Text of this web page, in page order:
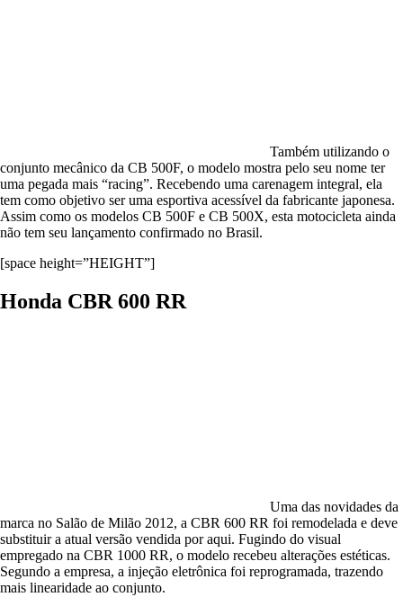
Também utilizando o
conjunto mecânico da CB 500F, o modelo mostra pelo seu nome ter
uma pegada mais “racing”. Recebendo uma carenagem integral, ela
tem como objetivo ser uma esportiva acessível da fabricante japonesa.
Assim como os modelos CB 500F e CB 500X, esta motocicleta ainda
não tem seu lançamento confirmado no Brasil.
[space height=”HEIGHT”]
Honda CBR 600 RR
Uma das novidades da
marca no Salão de Milão 2012, a CBR 600 RR foi remodelada e deve
substituir a atual versão vendida por aqui. Fugindo do visual
empregado na CBR 1000 RR, o modelo recebeu alterações estéticas.
Segundo a empresa, a injeção eletrônica foi reprogramada, trazendo
mais linearidade ao conjunto.